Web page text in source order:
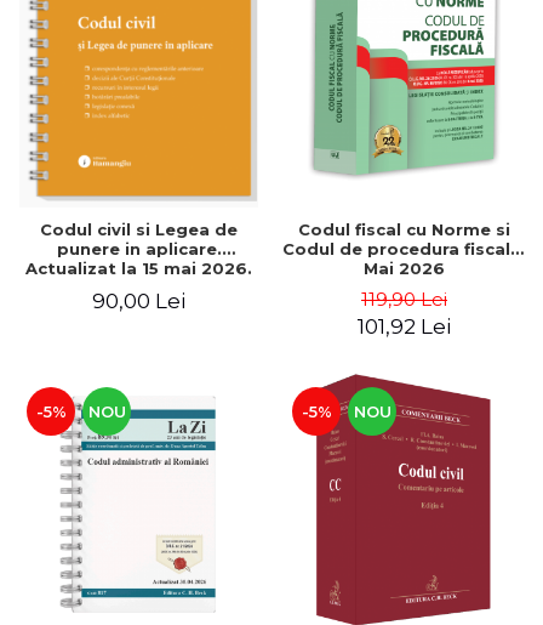
Codul civil si Legea de
punere in aplicare.
Actualizat la 15 mai 2026.
90,00 Lei
Codul fiscal cu Norme si
Codul de procedura fiscala.
Mai 2026
119,90 Lei
101,92 Lei
-5% NOU -5% NOU